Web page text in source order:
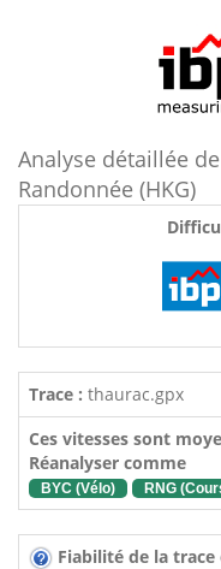
Analyse détaillée
Randonnée (HKG)
Trace : thaurac.gpx
Ces vitesses sont
Réanalyser comme
BYC (Vélo) RNG
Fiabilité de la trace